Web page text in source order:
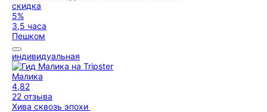
скидка
5%
3,5 часа
Пешком
индивидуальная
Малика
4,82
22 отзыва
Хива сквозь эпохи